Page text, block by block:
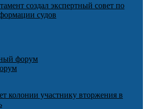
создал экспертный совет по
судов
форум
колонии участнику вторжения в